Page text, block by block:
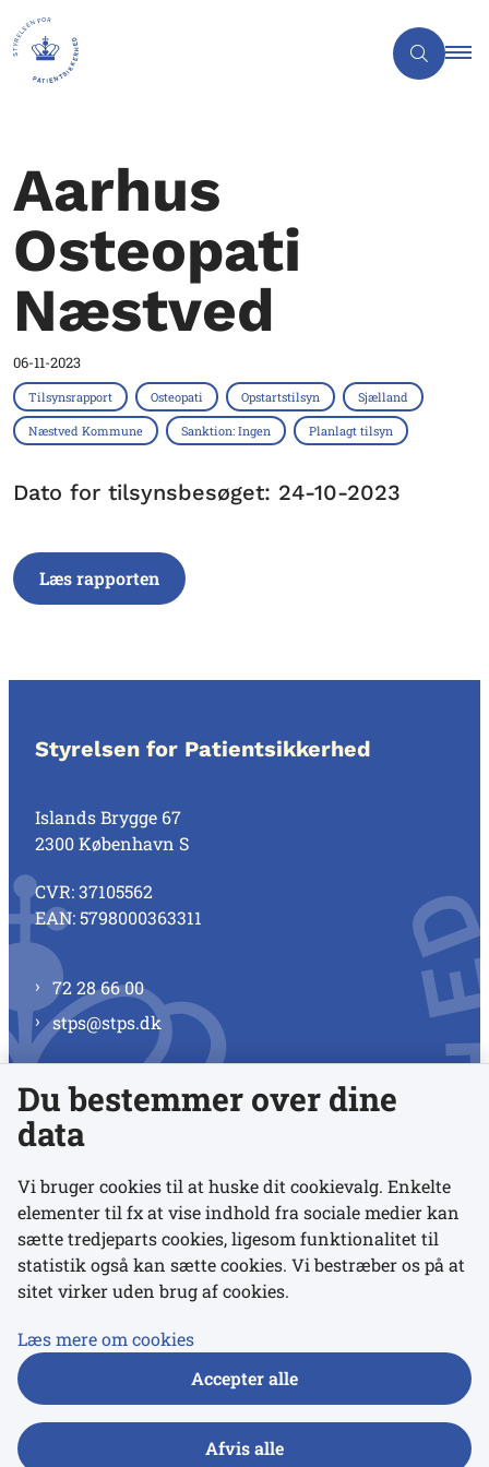
Aarhus
Osteopati
Næstved
06-11-2023
Tilsynsrapport Osteopati Opstartstilsyn Sjælland
Næstved Kommune Sanktion: Ingen Planlagt tilsyn
Dato for tilsynsbesøget: 24-10-2023
Læs rapporten
Styrelsen for Patientsikkerhed
Islands Brygge 67
2300 København S
CVR: 37105562
EAN: 5798000363311
72 28 66 00
stps@stps.dk
Se alle kontaktnumre
Links
Udgivelser
Du bestemmer over dine
data
Vi bruger cookies til at huske dit cookievalg. Enkelte
elementer til fx at vise indhold fra sociale medier kan
sætte tredjeparts cookies, ligesom funktionalitet til
statistik også kan sætte cookies. Vi bestræber os på at
sitet virker uden brug af cookies.
Læs mere om cookies
Accepter alle
Afvis alle